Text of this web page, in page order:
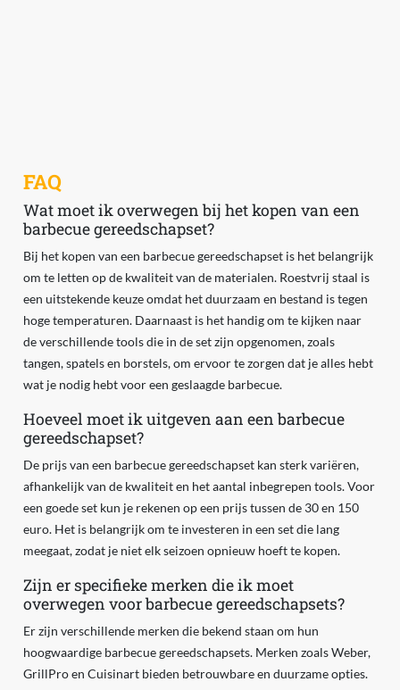
FAQ
Wat moet ik overwegen bij het kopen van een
barbecue gereedschapset?
Bij het kopen van een barbecue gereedschapset is het belangrijk
om te letten op de kwaliteit van de materialen. Roestvrij staal is
een uitstekende keuze omdat het duurzaam en bestand is tegen
hoge temperaturen. Daarnaast is het handig om te kijken naar
de verschillende tools die in de set zijn opgenomen, zoals
tangen, spatels en borstels, om ervoor te zorgen dat je alles hebt
wat je nodig hebt voor een geslaagde barbecue.
Hoeveel moet ik uitgeven aan een barbecue
gereedschapset?
De prijs van een barbecue gereedschapset kan sterk variëren,
afhankelijk van de kwaliteit en het aantal inbegrepen tools. Voor
een goede set kun je rekenen op een prijs tussen de 30 en 150
euro. Het is belangrijk om te investeren in een set die lang
meegaat, zodat je niet elk seizoen opnieuw hoeft te kopen.
Zijn er specifieke merken die ik moet
overwegen voor barbecue gereedschapsets?
Er zijn verschillende merken die bekend staan om hun
hoogwaardige barbecue gereedschapsets. Merken zoals Weber,
GrillPro en Cuisinart bieden betrouwbare en duurzame opties.